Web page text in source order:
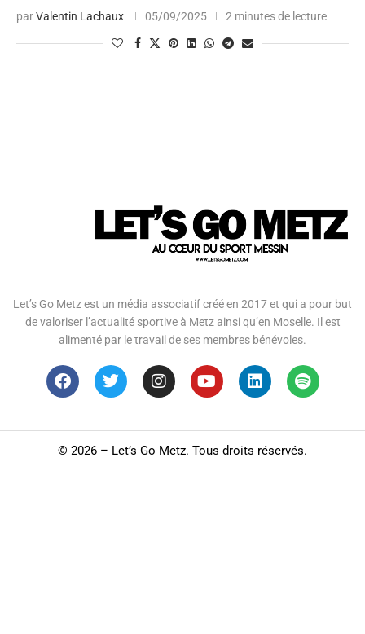
parValentin Lachaux 05/09/2025 2 minutes de lecture
Let’s Go Metz est un média associatif créé en 2017 et qui a pour but
de valoriser l’actualité sportive à Metz ainsi qu’en Moselle. Il est
alimenté par le travail de ses membres bénévoles.
© 2026 – Let’s Go Metz. Tous droits réservés.